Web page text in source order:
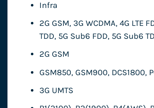
Infra
2G GSM, 3G WCDMA, 4G LTE
TDD, 5G Sub6 FDD, 5G Sub6
2G GSM
GSM850, GSM900, DCS1800,
3G UMTS